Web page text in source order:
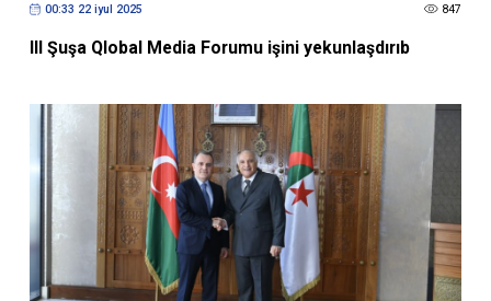
00:33 22 iyul 2025 847
III Şuşa Qlobal Media Forumu işini yekunlaşdırıb